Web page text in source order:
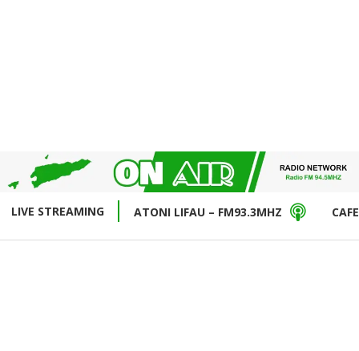
LIVE STREAMING ATONI LIFAU – FM93.3MHZ